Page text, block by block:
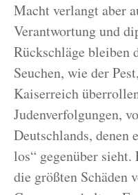
Macht verlangt aber
Verantwortung und
Rückschläge bleiben
Seuchen, wie der
Kaiserreich
Judenverfolgungen,
Deutschlands, denen
los“ gegenüber
die größten Schäden